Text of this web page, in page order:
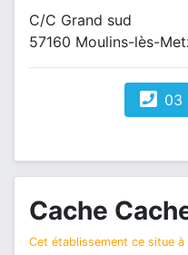
C/C Grand sud
57160 Moulins-lès-
03
Cache
Cet établissement ce situe